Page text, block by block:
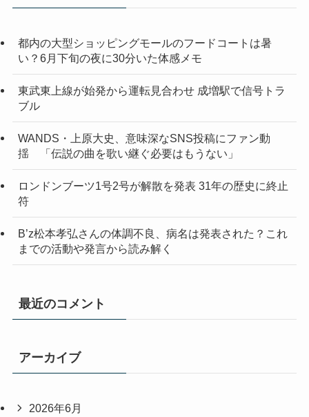
都内の大型ショッピングモールのフードコートは暑
い？6月下旬の夜に30分いた体感メモ
東武東上線が始発から運転見合わせ 成増駅で信号トラ
ブル
WANDS・上原大史、意味深なSNS投稿にファン動
揺 「伝説の曲を歌い継ぐ必要はもうない」
ロンドンブーツ1号2号が解散を発表 31年の歴史に終止
符
B’z松本孝弘さんの体調不良、病名は発表された？これ
までの活動や発言から読み解く
最近のコメント
アーカイブ
2026年6月